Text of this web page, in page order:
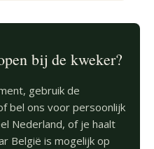
bij de kweker?
gebruik de
bel ons voor persoonlijk
Nederland, of je haalt
België is mogelijk op